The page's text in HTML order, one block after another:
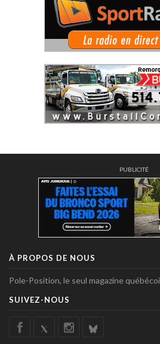
PUBLICITÉ
À PROPOS DE NOUS
Pole-Position, le seul magazine
SUIVEZ-NOUS